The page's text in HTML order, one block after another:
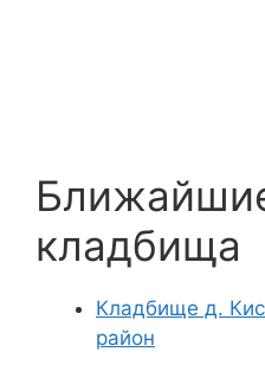
кладбища
Кладбище д.
район